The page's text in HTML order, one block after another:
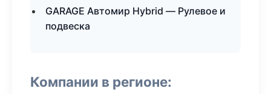
GARAGE Автомир Hybrid — Рулевое и
подвеска
Компании в регионе: